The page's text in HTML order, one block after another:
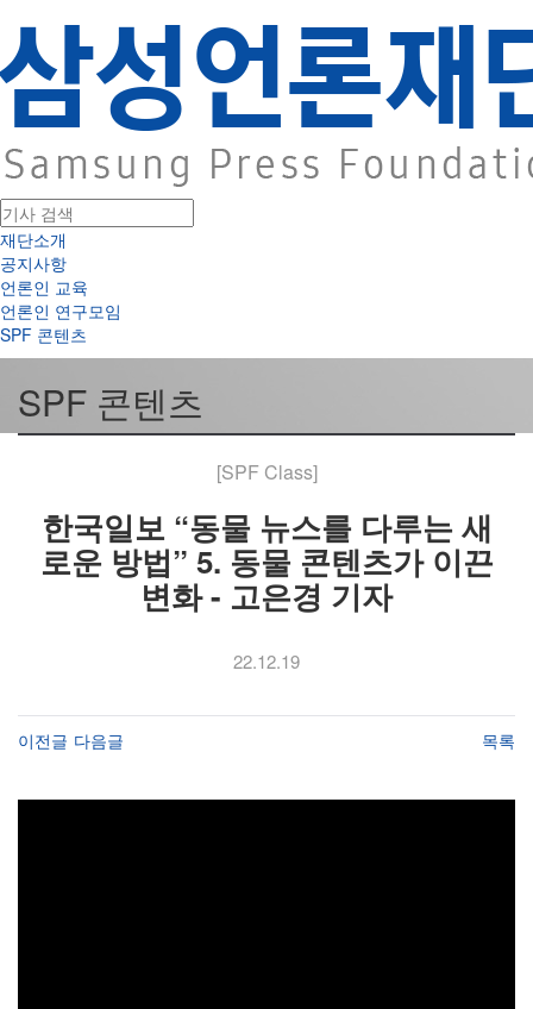
재단소개
공지사항
언론인 교육
언론인 연구모임
SPF 콘텐츠
SPF 콘텐츠
[SPF Class]
한국일보 “동물 뉴스를 다루는 새
로운 방법” 5. 동물 콘텐츠가 이끈
변화 - 고은경 기자
22.12.19
이전글 다음글 목록